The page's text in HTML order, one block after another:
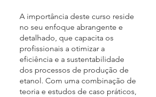
A importância deste curso reside
no seu enfoque abrangente e
detalhado, que capacita os
profissionais a otimizar a
eficiência e a sustentabilidade
dos processos de produção de
etanol. Com uma combinação de
teoria e estudos de caso práticos,